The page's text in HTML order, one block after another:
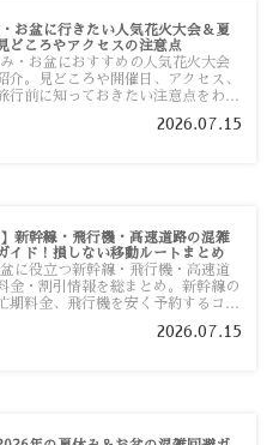
お盆に行きたい人気花火大会＆夏
どころやアクセスの注意点
・お盆におすすめの人気花火大会
介。見どころや開催日、アクセス、
行前に知っておきたい注意点をわか
2026.07.15
】新幹線・飛行機・高速道路の混雑
イド！損しない移動ルートまとめ
に役立つ新幹線・飛行機・高速道
金・割引情報を総まとめ。新幹線の
期料金、飛行機を安く予約するコ
分かりやすく解説します。2026.07.15